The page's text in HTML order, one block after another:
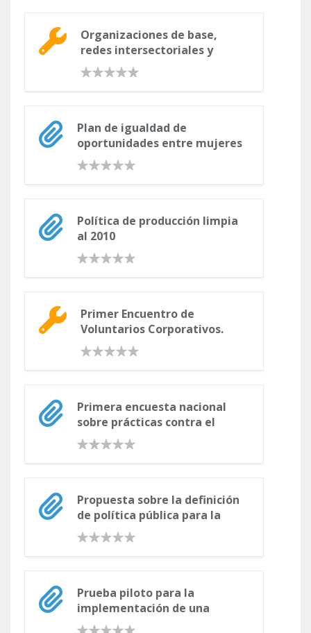
Organizaciones de base,
redes intersectoriales y
procesos de desarrollo local:
El desafío de la sostenibilidad
Plan de igualdad de
oportunidades entre mujeres
y hombres 2000-2010.
Evaluación primera fase 2000-
Política de producción limpia
al 2010
Primer Encuentro de
Voluntarios Corporativos.
Compartiendo experiencias.
Cuadernillo de contenidos
Primera encuesta nacional
sobre prácticas contra el
soborno en empresas
colombianas
Propuesta sobre la definición
de política pública para la
generación de trabajo digno
y decente en el país
Prueba piloto para la
implementación de una
política pública sobre el